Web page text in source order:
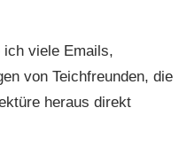
ich viele Emails,
von Teichfreunden, die
heraus direkt